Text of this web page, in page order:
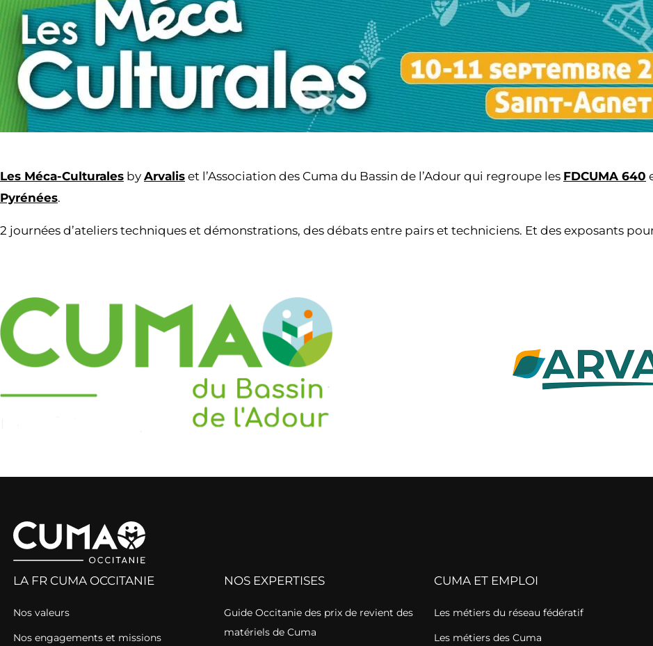
Les Méca-Culturales by Arvalis et l’Association des Cuma du Bassin de l’Adour qui regroupe les FDCUMA 640
Pyrénées.
2 journées d’ateliers techniques et démonstrations, des débats entre pairs et techniciens. Et des exposants
LA FR CUMA OCCITANIE
Nos valeurs
Nos engagements et missions
NOS EXPERTISES
Guide Occitanie des prix de revient des
matériels de Cuma
CUMA ET EMPLOI
Les métiers du réseau fédératif
Les métiers des Cuma